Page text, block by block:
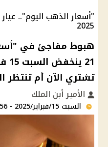
2025
هبوط مفاجئ في
تشتري الآن أم تنتظر
الأمير أبن الملك
السبت 15/فبراير/2025 - 09:56 م